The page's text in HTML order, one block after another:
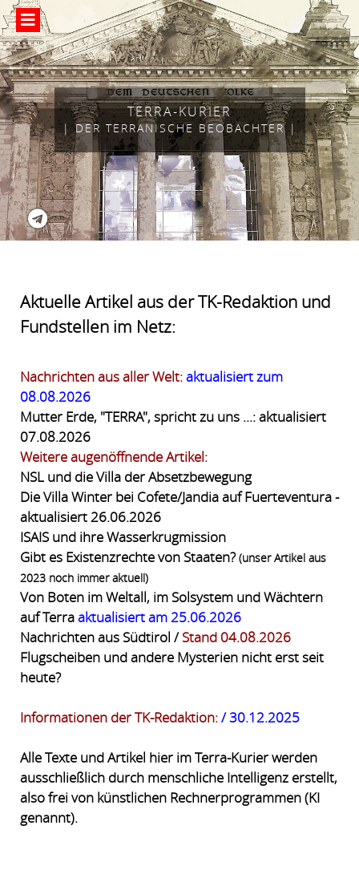
TERRA-KURIER
| DER TERRANISCHE BEOBACHTER |
Aktuelle Artikel aus der TK-Redaktion und
Fundstellen im Netz:
Nachrichten aus aller Welt:aktualisiert zum
08.08.2026
Mutter Erde, "TERRA", spricht zu uns ...: aktualisiert
07.08.2026
Weitere augenöffnende Artikel:
NSL und die Villa der Absetzbewegung
Die Villa Winter bei Cofete/Jandia auf Fuerteventura -
aktualisiert 26.06.2026
ISAIS und ihre Wasserkrugmission
Gibt es Existenzrechte von Staaten?(unser Artikel aus
2023 noch immer aktuell)
Von Boten im Weltall, im Solsystem und Wächtern
auf Terraaktualisiert am 25.06.2026
Nachrichten aus Südtirol /Stand 04.08.2026
Flugscheiben und andere Mysterien nicht erst seit
heute?
Informationen der TK-Redaktion:/ 30.12.2025
Alle Texte und Artikel hier im Terra-Kurier werden
ausschließlich durch menschliche Intelligenz erstellt,
also frei von künstlichen Rechnerprogrammen (KI
genannt).